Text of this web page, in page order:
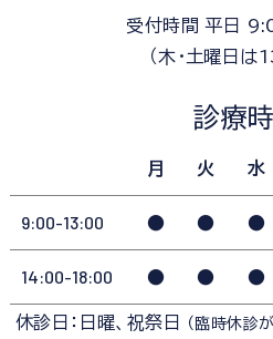
受付時間 平日
（木・土曜日は
診療
月 火 水
9:00-13:00 ● ● ●
14:00-18:00 ● ● ●
休診日：日曜、祝祭日
（臨時休診